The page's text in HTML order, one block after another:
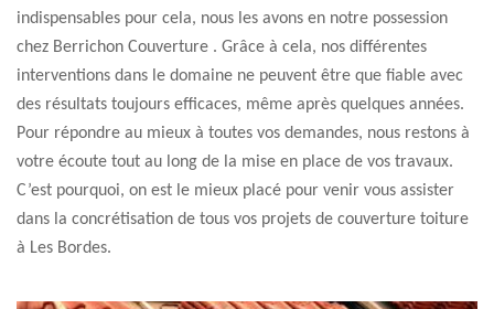
indispensables pour cela, nous les avons en notre possession
chez Berrichon Couverture . Grâce à cela, nos différentes
interventions dans le domaine ne peuvent être que fiable avec
des résultats toujours efficaces, même après quelques années.
Pour répondre au mieux à toutes vos demandes, nous restons à
votre écoute tout au long de la mise en place de vos travaux.
C’est pourquoi, on est le mieux placé pour venir vous assister
dans la concrétisation de tous vos projets de couverture toiture
à Les Bordes.